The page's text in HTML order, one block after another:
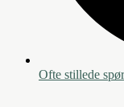
Ofte stillede